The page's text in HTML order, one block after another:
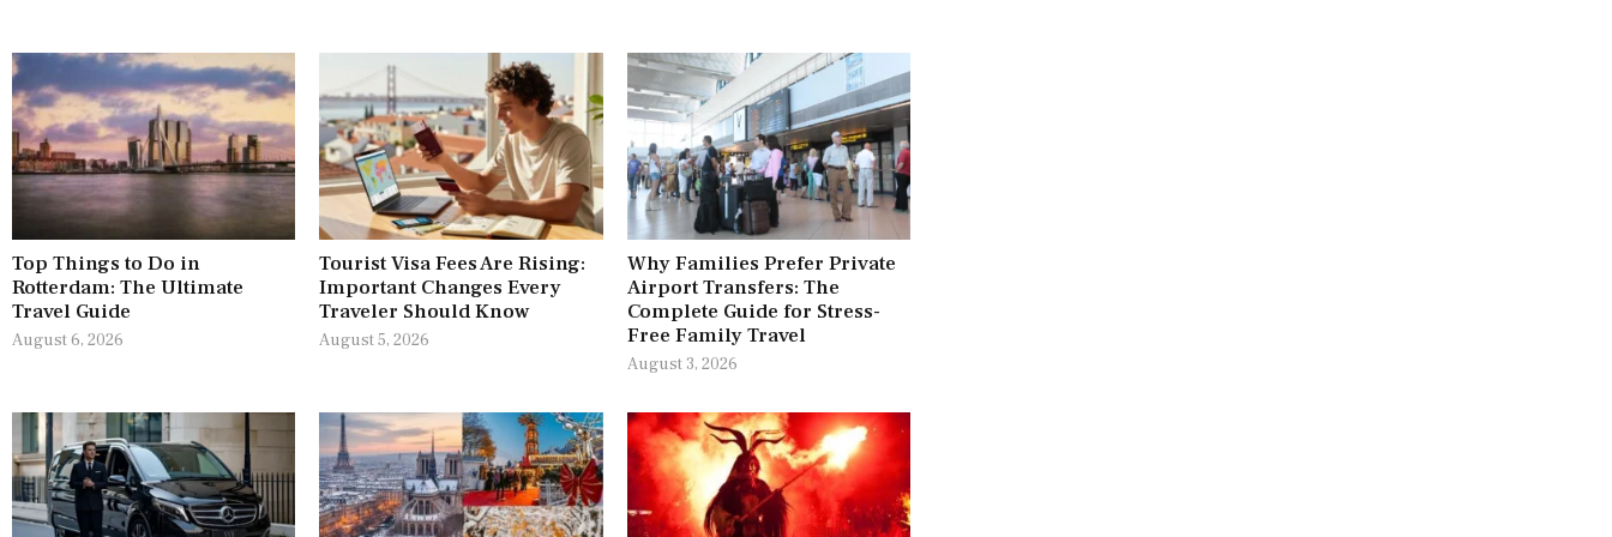
Top Things to Do in
Rotterdam: The Ultimate
Travel Guide
August 6, 2026
Tourist Visa Fees Are Rising:
Important Changes Every
Traveler Should Know
August 5, 2026
Why Families Prefer Private
Airport Transfers: The
Complete Guide for Stress-
Free Family Travel
August 3, 2026